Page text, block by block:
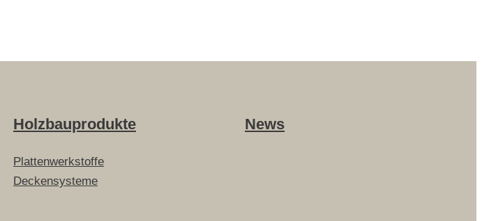
Holzbauprodukte
Plattenwerkstoffe
Deckensysteme
News